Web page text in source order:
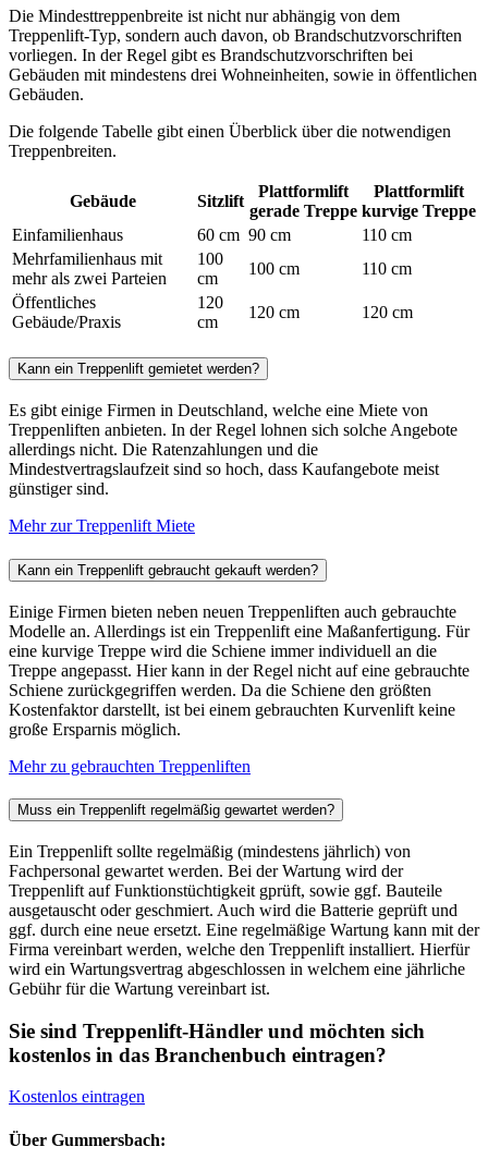
Die Mindesttreppenbreite ist nicht nur abhängig von dem
Treppenlift-Typ, sondern auch davon, ob Brandschutzvorschriften
vorliegen. In der Regel gibt es Brandschutzvorschriften bei
Gebäuden mit mindestens drei Wohneinheiten, sowie in öffentlichen
Gebäuden.
Die folgende Tabelle gibt einen Überblick über die notwendigen
Treppenbreiten.
Gebäude Sitzlift
Plattformlift
gerade Treppe
Plattformlift
kurvige Treppe
Einfamilienhaus
60 cm 90 cm
110 cm
Mehrfamilienhaus mit
mehr als zwei Parteien
100
cm
100 cm
110 cm
Öffentliches
Gebäude/Praxis
120
cm
120 cm 120 cm
Kann ein Treppenlift gemietet werden?
Es gibt einige Firmen in Deutschland, welche eine Miete von
Treppenliften anbieten. In der Regel lohnen sich solche Angebote
allerdings nicht. Die Ratenzahlungen und die
Mindestvertragslaufzeit sind so hoch, dass Kaufangebote meist
günstiger sind.
Mehr zur Treppenlift Miete
Kann ein Treppenlift gebraucht gekauft werden?
Einige Firmen bieten neben neuen Treppenliften auch gebrauchte
Modelle an. Allerdings ist ein Treppenlift eine Maßanfertigung. Für
eine kurvige Treppe wird die Schiene immer individuell an die
Treppe angepasst. Hier kann in der Regel nicht auf eine gebrauchte
Schiene zurückgegriffen werden. Da die Schiene den größten
Kostenfaktor darstellt, ist bei einem gebrauchten Kurvenlift keine
große Ersparnis möglich.
Mehr zu gebrauchten Treppenliften
Muss ein Treppenlift regelmäßig gewartet werden?
Ein Treppenlift sollte regelmäßig (mindestens jährlich) von
Fachpersonal gewartet werden. Bei der Wartung wird der
Treppenlift auf Funktionstüchtigkeit gprüft, sowie ggf. Bauteile
ausgetauscht oder geschmiert. Auch wird die Batterie geprüft und
ggf. durch eine neue ersetzt. Eine regelmäßige Wartung kann mit der
Firma vereinbart werden, welche den Treppenlift installiert. Hierfür
wird ein Wartungsvertrag abgeschlossen in welchem eine jährliche
Gebühr für die Wartung vereinbart ist.
Sie sind Treppenlift-Händler und möchten sich
kostenlos in das Branchenbuch eintragen?
Kostenlos eintragen
Über Gummersbach: